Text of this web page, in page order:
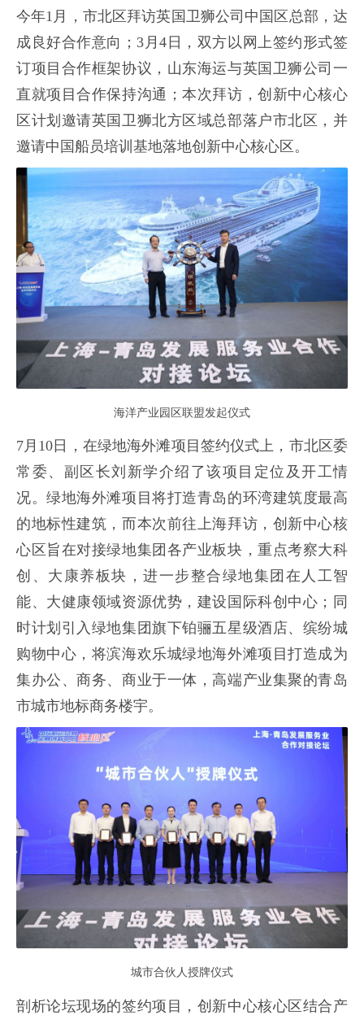
今年1月，市北区拜访英国卫狮公司中国区总部，达
成良好合作意向；3月4日，双方以网上签约形式签
订项目合作框架协议，山东海运与英国卫狮公司一
直就项目合作保持沟通；本次拜访，创新中心核心
区计划邀请英国卫狮北方区域总部落户市北区，并
邀请中国船员培训基地落地创新中心核心区。
海洋产业园区联盟发起仪式
7月10日，在绿地海外滩项目签约仪式上，市北区委
常委、副区长刘新学介绍了该项目定位及开工情
况。绿地海外滩项目将打造青岛的环湾建筑度最高
的地标性建筑，而本次前往上海拜访，创新中心核
心区旨在对接绿地集团各产业板块，重点考察大科
创、大康养板块，进一步整合绿地集团在人工智
能、大健康领域资源优势，建设国际科创中心；同
时计划引入绿地集团旗下铂骊五星级酒店、缤纷城
购物中心，将滨海欢乐城绿地海外滩项目打造成为
集办公、商务、商业于一体，高端产业集聚的青岛
市城市地标商务楼宇。
城市合伙人授牌仪式
剖析论坛现场的签约项目，创新中心核心区结合产